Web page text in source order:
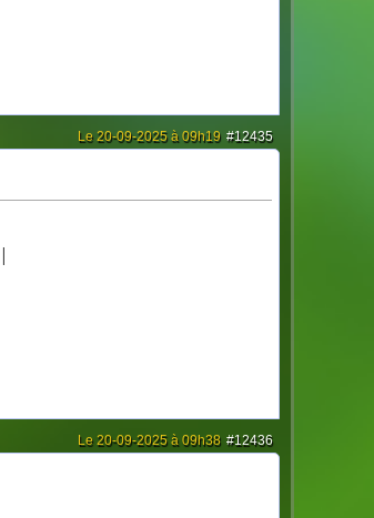
#12435
Le 20-09-2025 à 09h19
#12436
Le 20-09-2025 à 09h38